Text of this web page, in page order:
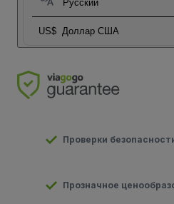
Русский
US$ Доллар США
Проверки
Прозначное